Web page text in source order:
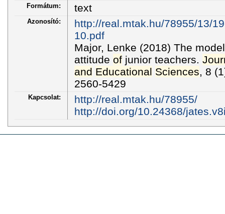
Formátum: text
Azonosító:
http://real.mtak.hu/78955/13/
10.pdf
Major, Lenke (2018) The
attitude ofjunior teachers.
and Educational Sciences, 8
2560-5429
Kapcsolat:
http://real.mtak.hu/78955/
http://doi.org/10.24368/